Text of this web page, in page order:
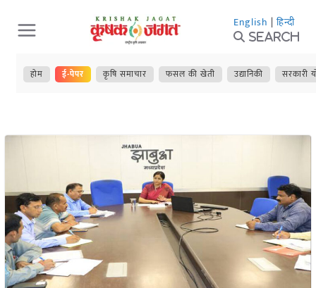
Skip
to
content
English | हिन्दी
Search
होम ई-पेपर कृषि समाचार फसल की खेती उद्यानिकी सरकारी